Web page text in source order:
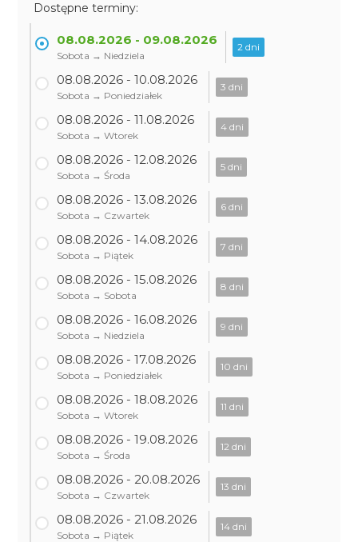
Dostępne terminy:
08.08.2026 - 09.08.2026
Sobota → Niedziela
2 dni
08.08.2026 - 10.08.2026
Sobota → Poniedziałek
3 dni
08.08.2026 - 11.08.2026
Sobota → Wtorek
4 dni
08.08.2026 - 12.08.2026
Sobota → Środa
5 dni
08.08.2026 - 13.08.2026
Sobota → Czwartek
6 dni
08.08.2026 - 14.08.2026
Sobota → Piątek
7 dni
08.08.2026 - 15.08.2026
Sobota → Sobota
8 dni
08.08.2026 - 16.08.2026
Sobota → Niedziela
9 dni
08.08.2026 - 17.08.2026
Sobota → Poniedziałek
10 dni
08.08.2026 - 18.08.2026
Sobota → Wtorek
11 dni
08.08.2026 - 19.08.2026
Sobota → Środa
12 dni
08.08.2026 - 20.08.2026
Sobota → Czwartek
13 dni
08.08.2026 - 21.08.2026
Sobota → Piątek
14 dni